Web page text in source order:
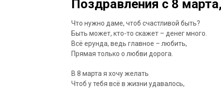
Поздравления с 8
Что нужно даме, чтоб счастливой быть?
Быть может, кто-то скажет – денег много.
Всё ерунда, ведь главное – любить,
Прямая только о любви дорога.
В 8 марта я хочу желать
Чтоб у тебя всё в жизни удавалось,